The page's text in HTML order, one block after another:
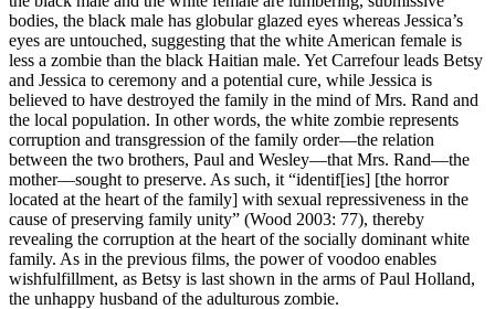
bodies, the black male has globular glazed eyes whereas Jessica’s
eyes are untouched, suggesting that the white American female is
less a zombie than the black Haitian male. Yet Carrefour leads Betsy
and Jessica to ceremony and a potential cure, while Jessica is
believed to have destroyed the family in the mind of Mrs. Rand and
the local population. In other words, the white zombie represents
corruption and transgression of the family order—the relation
between the two brothers, Paul and Wesley—that Mrs. Rand—the
mother—sought to preserve. As such, it “identif[ies] [the horror
located at the heart of the family] with sexual repressiveness in the
cause of preserving family unity” (Wood 2003: 77), thereby
revealing the corruption at the heart of the socially dominant white
family. As in the previous films, the power of voodoo enables
wishfulfillment, as Betsy is last shown in the arms of Paul Holland,
the unhappy husband of the adulturous zombie.